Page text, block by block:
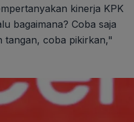
kinerja KPK
bagaimana? Coba saja
tangan, coba pikirkan,"